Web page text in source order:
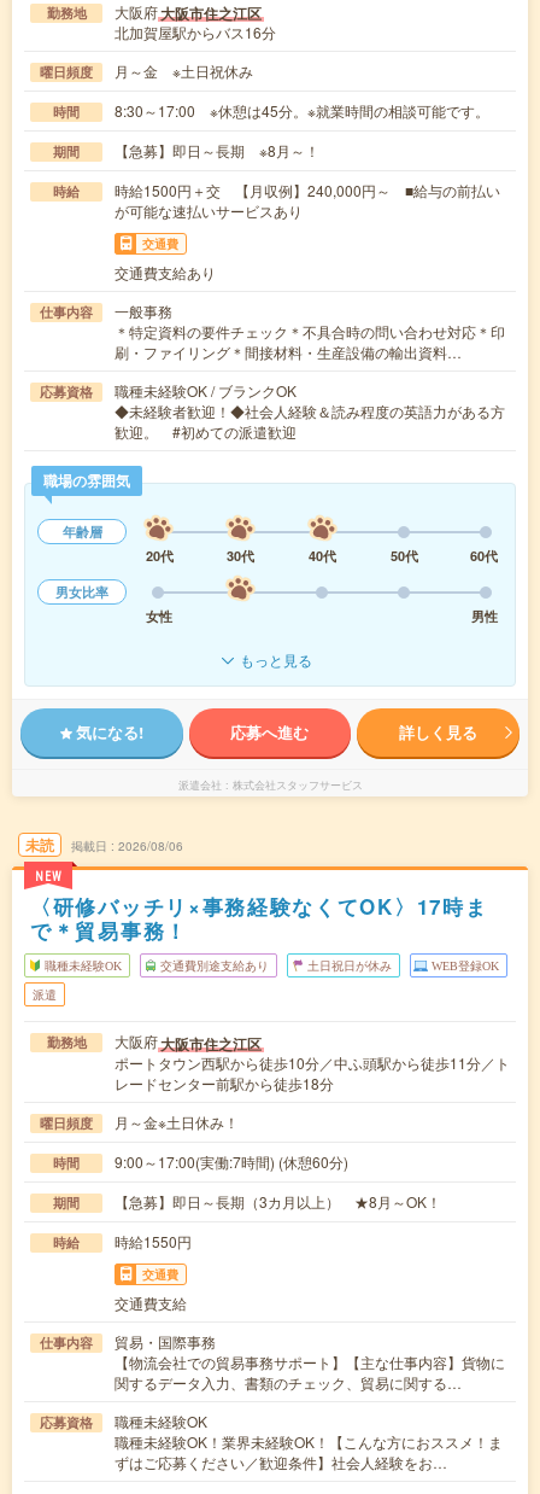
勤務地 大阪府大阪市住之江区
北加賀屋駅からバス16分
曜日頻度 月～金 ※土日祝休み
時間 8:30～17:00 ※休憩は45分。※就業時間の相談可能です。
期間 【急募】即日～長期 ※8月～！
時給
時給1500円＋交 【月収例】240,000円～ ■給与の前払い
が可能な速払いサービスあり
交通費
交通費支給あり
仕事内容
一般事務
＊特定資料の要件チェック＊不具合時の問い合わせ対応＊印
刷・ファイリング＊間接材料・生産設備の輸出資料…
応募資格
職種未経験OK / ブランクOK
◆未経験者歓迎！◆社会人経験＆読み程度の英語力がある方
歓迎。 #初めての派遣歓迎
職場の雰囲気
年齢層
20代
30代 40代 50代
60代
男女比率
女性
男性
もっと見る
気になる! 応募へ進む 詳しく見る
派遣会社 株式会社スタッフサービス
未読
NEW
掲載日 2026/08/06
〈研修バッチリ×事務経験なくてOK〉17時ま
で＊貿易事務！
職種未経験OK 交通費別途支給あり 土日祝日が休み WEB登録OK
派遣
勤務地 大阪府大阪市住之江区
ポートタウン西駅から徒歩10分／中ふ頭駅から徒歩11分／ト
レードセンター前駅から徒歩18分
曜日頻度 月～金※土日休み！
時間 9:00～17:00(実働:7時間) (休憩60分)
期間 【急募】即日～長期（3カ月以上） ★8月～OK！
時給 時給1550円
交通費
交通費支給
仕事内容
貿易・国際事務
【物流会社での貿易事務サポート】【主な仕事内容】貨物に
関するデータ入力、書類のチェック、貿易に関する…
応募資格
職種未経験OK
職種未経験OK！業界未経験OK！【こんな方におススメ！ま
ずはご応募ください／歓迎条件】社会人経験をお…